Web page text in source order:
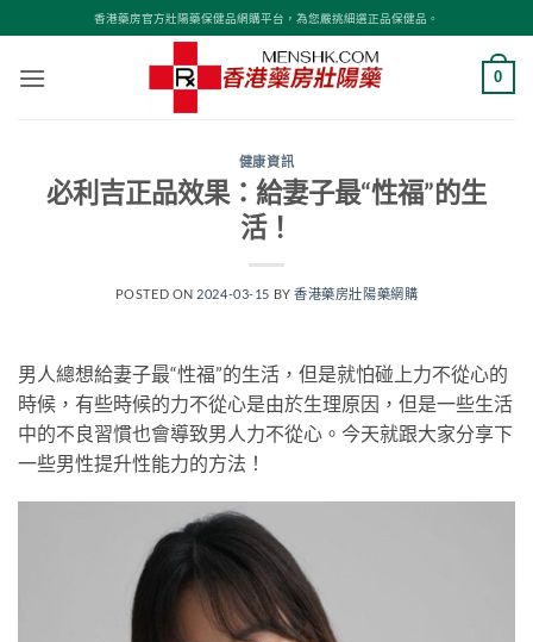
to
content
香港藥房官方壯陽藥保健品網購平台，為您嚴挑細選正品保健品。
0
健康資訊
必利吉正品效果：給妻子最“性福”的生
活！
POSTED ON 2024-03-15 BY香港藥房壯陽藥網購
男人總想給妻子最“性福”的生活，但是就怕碰上力不從心的
時候，有些時候的力不從心是由於生理原因，但是一些生活
中的不良習慣也會導致男人力不從心。今天就跟大家分享下
一些男性提升性能力的方法！